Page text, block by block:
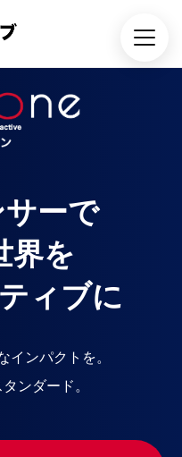
ーで
界を
ィブに
ンパクトを。
ンダード。